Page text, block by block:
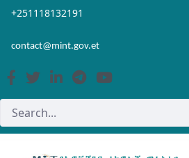
Skip to Main Content
Open Accessibility Menu
+251118132191
contact@mint.gov.et